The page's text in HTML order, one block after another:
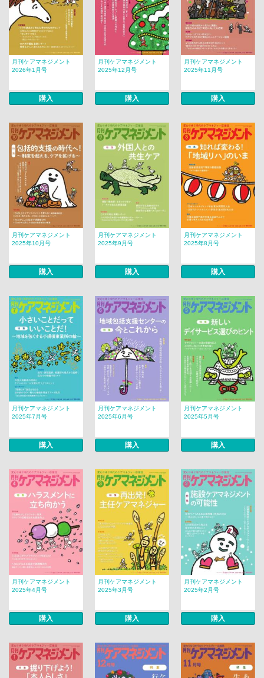
月刊ケアマネジメント
2026年1月号
購入
月刊ケアマネジメント
2025年12月号
購入
月刊ケアマネジメント
2025年11月号
購入
月刊ケアマネジメント
2025年10月号
購入
月刊ケアマネジメント
2025年9月号
購入
月刊ケアマネジメント
2025年8月号
購入
月刊ケアマネジメント
2025年7月号
購入
月刊ケアマネジメント
2025年6月号
購入
月刊ケアマネジメント
2025年5月号
購入
月刊ケアマネジメント
2025年4月号
購入
月刊ケアマネジメント
2025年3月号
購入
月刊ケアマネジメント
2025年2月号
購入